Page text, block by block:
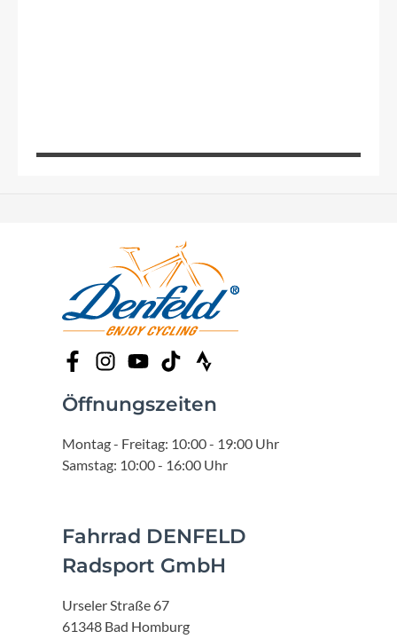
Öffnungszeiten
Montag - Freitag: 10:00 - 19:00 Uhr
Samstag: 10:00 - 16:00 Uhr
Fahrrad DENFELD
Radsport GmbH
Urseler Straße 67
61348 Bad Homburg